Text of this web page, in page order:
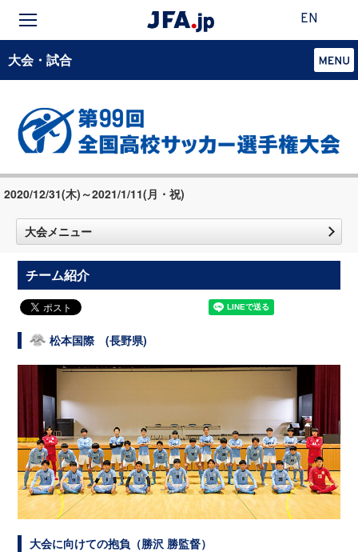
EN
大会・試合
2020/12/31(木)～2021/1/11(月・祝)
大会メニュー
チーム紹介
松本国際 (長野県)
大会に向けての抱負（勝沢 勝監督）